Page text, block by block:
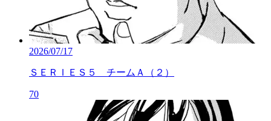
2026/07/17
ＳＥＲＩＥＳ５ チームＡ（２）
70